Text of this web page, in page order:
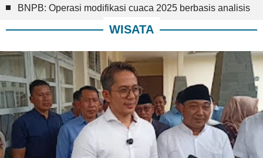
BNPB: Operasi modifikasi cuaca 2025 berbasis analisis
WISATA